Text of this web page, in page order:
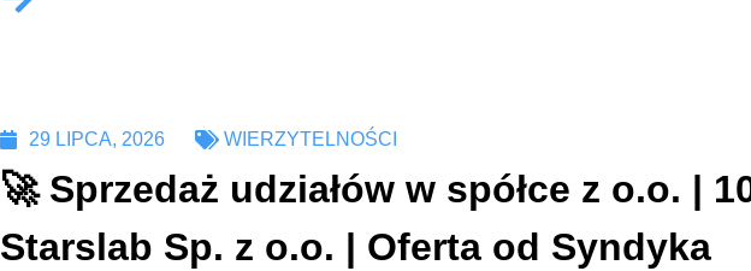
29 LIPCA, 2026 WIERZYTELNOŚCI
🚀 Sprzedaż udziałów w spółce z o.o. |
Starslab Sp. z o.o. | Oferta od Syndyka